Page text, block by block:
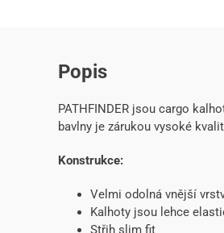
Popis
PATHFINDER jsou cargo
bavlny je zárukou vysoké
Konstrukce:
Velmi odolná vnější
Kalhoty jsou lehce
Střih slim fit